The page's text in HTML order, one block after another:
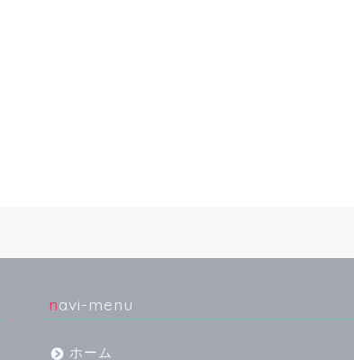
navi-menu
ホーム